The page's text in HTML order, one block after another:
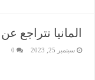
المانيا تتراجع
سبتمبر 25, 2023 0